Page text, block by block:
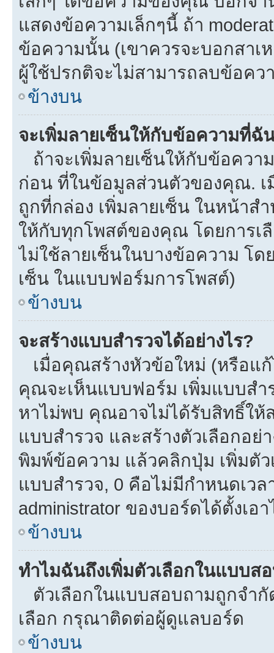
แสดงข้อความเล็กๆนี้ ถ้า
ข้อความนั้น (เขาควรจะบอกสา
ผู้ใช้ปรกติจะไม่สามารถลบข้อค
ข้างบน
จะเพิ่มลายเซ็นให้กับข้อความที่ฉั
ถ้าจะเพิ่มลายเซ็นให้กับข้อคว
ก่อน ที่ในข้อมูลส่วนตัวของคุณ.
ถูกที่กล่อง เพิ่มลายเซ็น ในหน้าส
ให้กับทุกโพสต์ของคุณ โดยการ
ไม่ใช้ลายเซ็นในบางข้อความ โด
เซ็น ในแบบฟอร์มการโพสต์)
ข้างบน
จะสร้างแบบสำรวจได้อย่างไร?
เมื่อคุณสร้างหัวข้อใหม่ (หรือแ
คุณจะเห็นแบบฟอร์ม เพิ่มแบบส
หาไม่พบ คุณอาจไม่ได้รับสิทธิ์ให้
แบบสำรวจ และสร้างตัวเลือกอย่
พิมพ์ข้อความ แล้วคลิกปุ่ม เพิ่มตั
แบบสำรวจ, 0 คือไม่มีกำหนดเว
administrator ของบอร์ดได้ตั้งเอา
ข้างบน
ทำไมฉันถึงเพิ่มตัวเลือกในแบบส
ตัวเลือกในแบบสอบถามถูกจำ
เลือก กรุณาติดต่อผู้ดูแลบอร์ด
ข้างบน